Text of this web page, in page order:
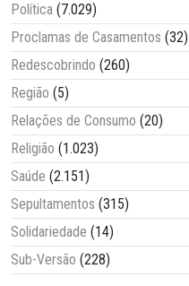
Política (7.029)
Proclamas de Casamentos (32)
Redescobrindo (260)
Região (5)
Relações de Consumo (20)
Religião (1.023)
Saúde (2.151)
Sepultamentos (315)
Solidariedade (14)
Sub-Versão (228)